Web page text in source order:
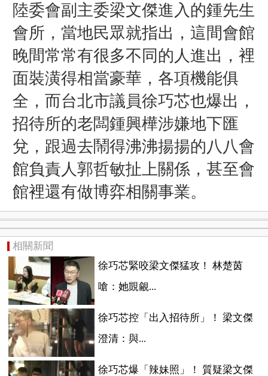
陸委會副主委梁文傑進入的鍾先生
會所，當地民眾就指出，這間會館
晚間常常有很多不同的人進出，裡
面裝潢得相當豪華，各項機能俱
全，而台北市議員徐巧芯也爆出，
招待所的老闆鍾興樺涉嫌地下匯
兌，跟過去鬧得沸沸揚揚的八八會
館負責人郭哲敏扯上關係，甚至會
館裡還有做博弈相關事業。
相關新聞
徐巧芯緊咬梁文傑猛攻！ 林楚茵
嗆：她覬覦...
徐巧芯控「出入招待所」！ 梁文傑
澄清：與...
徐巧芯爆「辣妹照」！ 質疑梁文傑